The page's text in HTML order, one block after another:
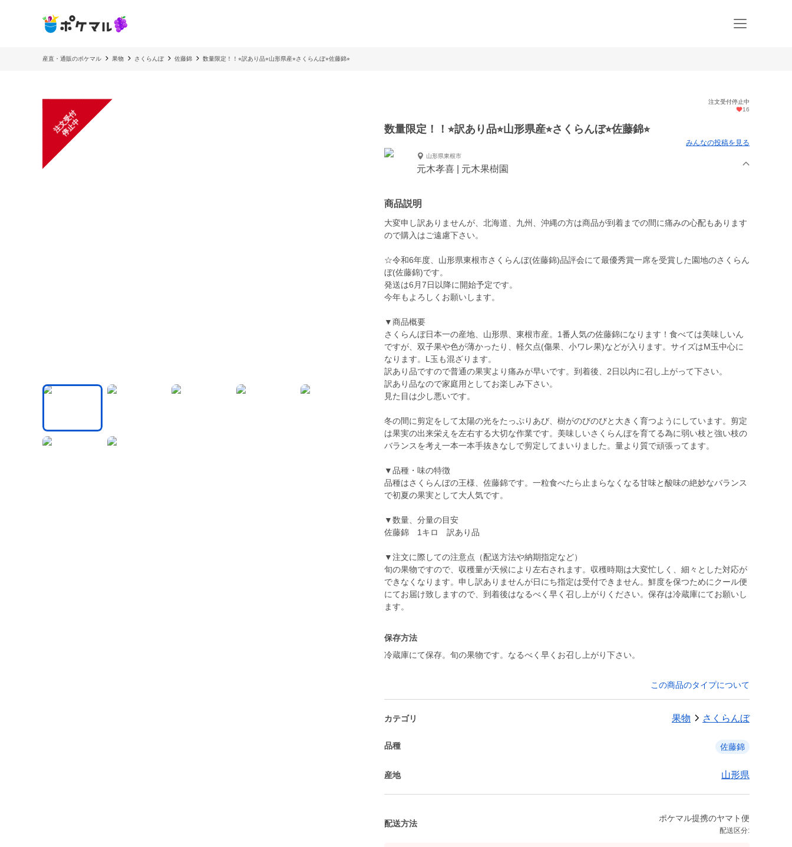
産直・通販のポケマル 果物 さくらんぼ 佐藤錦 数量限定！！⭐︎訳あり品⭐︎山形県産⭐︎さくらんぼ⭐︎佐藤錦⭐︎
注
文
受
付
停
止
中
注文受付停止中
16
数量限定！！⭐︎訳あり品⭐︎山形県産⭐︎さくらんぼ⭐︎佐藤錦⭐︎
みんなの投稿を見る
山形県東根市
元木孝喜 | 元木果樹園
商品説明
大変申し訳ありませんが、北海道、九州、沖縄の方は商品が到着までの間に痛みの心配もあります
ので購入はご遠慮下さい。
☆令和6年度、山形県東根市さくらんぼ(佐藤錦)品評会にて最優秀賞一席を受賞した園地のさくらん
ぼ(佐藤錦)です。
発送は6月7日以降に開始予定です。
今年もよろしくお願いします。
▼商品概要
さくらんぼ日本一の産地、山形県、東根市産。1番人気の佐藤錦になります！食べては美味しいん
ですが、双子果や色が薄かったり、軽欠点(傷果、小ワレ果)などが入ります。サイズはM玉中心に
なります。L玉も混ざります。
訳あり品ですので普通の果実より痛みが早いです。到着後、2日以内に召し上がって下さい。
訳あり品なので家庭用としてお楽しみ下さい。
見た目は少し悪いです。
冬の間に剪定をして太陽の光をたっぷりあび、樹がのびのびと大きく育つようにしています。剪定
は果実の出来栄えを左右する大切な作業です。美味しいさくらんぼを育てる為に弱い枝と強い枝の
バランスを考え一本一本手抜きなしで剪定してまいりました。量より質で頑張ってます。
▼品種・味の特徴
品種はさくらんぼの王様、佐藤錦です。一粒食べたら止まらなくなる甘味と酸味の絶妙なバランス
で初夏の果実として大人気です。
▼数量、分量の目安
佐藤錦 1キロ 訳あり品
▼注文に際しての注意点（配送方法や納期指定など）
旬の果物ですので、収穫量が天候により左右されます。収穫時期は大変忙しく、細々とした対応が
できなくなります。申し訳ありませんが日にち指定は受付できません。鮮度を保つためにクール便
にてお届け致しますので、到着後はなるべく早く召し上がりください。保存は冷蔵庫にてお願いし
ます。
保存方法
冷蔵庫にて保存。旬の果物です。なるべく早くお召し上がり下さい。
この商品のタイプについて
カテゴリ 果物 さくらんぼ
品種 佐藤錦
産地 山形県
配送方法
ポケマル提携のヤマト便
配送区分: